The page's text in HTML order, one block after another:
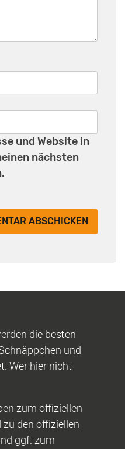
und Website in
nächsten
die besten
und
Wer hier nicht
zum offiziellen
den offiziellen
ggf. zum